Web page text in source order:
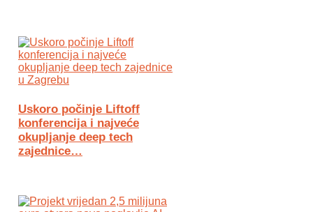
Uskoro počinje Liftoff
konferencija i najveće
okupljanje deep tech
zajednice…